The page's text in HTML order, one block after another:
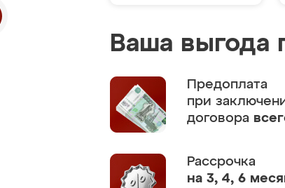
Ваша выгода
Предоплата
при
договора
Рассрочка
на 3, 4, 6